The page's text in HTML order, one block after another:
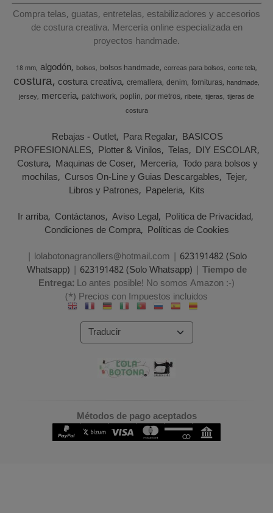
Compra telas, guatas, entretelas, estabilizadores y accesorios
de costura creativa. Mercería online especializada en
proyectos handmade.
18 mm algodón bolsos bolsos handmade correas para bolsos corte tela
costura costura creativa cremallera denim fornituras handmade
jersey merceria patchwork poplin por metros ribete tijeras tijeras de
costura
Rebajas - Outlet Para Regalar BASICOS
PROFESIONALES Plotter & Vinilos Telas DIY ESCOLAR
Costura Maquinas de Coser Mercería Todo para bolsos y
mochilas Cursos On-Line y Guias Descargables Tejer
Libros y Patrones Papeleria Kits
Ir arriba Contáctanos Aviso Legal Política de Privacidad
Condiciones de Compra Políticas de Cookies
| lolabotonagranollers@hotmail.com | 623191482 (Solo
Whatsapp) | 623191482 (Solo Whatsapp) | Tiempo de
Entrega:Lo antes posible! No somos Amazon :-)
(*) Precios con Impuestos incluidos
Métodos de pago aceptados